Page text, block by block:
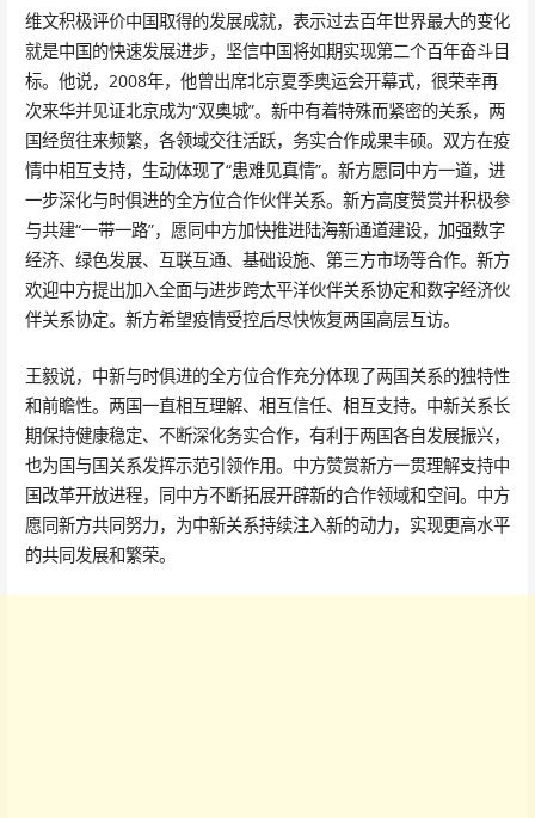
维文积极评价中国取得的发展成就，表示过去百年世界最大的变化
就是中国的快速发展进步，坚信中国将如期实现第二个百年奋斗目
标。他说，2008年，他曾出席北京夏季奥运会开幕式，很荣幸再
次来华并见证北京成为“双奥城”。新中有着特殊而紧密的关系，两
国经贸往来频繁，各领域交往活跃，务实合作成果丰硕。双方在疫
情中相互支持，生动体现了“患难见真情”。新方愿同中方一道，进
一步深化与时俱进的全方位合作伙伴关系。新方高度赞赏并积极参
与共建“一带一路”，愿同中方加快推进陆海新通道建设，加强数字
经济、绿色发展、互联互通、基础设施、第三方市场等合作。新方
欢迎中方提出加入全面与进步跨太平洋伙伴关系协定和数字经济伙
伴关系协定。新方希望疫情受控后尽快恢复两国高层互访。
王毅说，中新与时俱进的全方位合作充分体现了两国关系的独特性
和前瞻性。两国一直相互理解、相互信任、相互支持。中新关系长
期保持健康稳定、不断深化务实合作，有利于两国各自发展振兴，
也为国与国关系发挥示范引领作用。中方赞赏新方一贯理解支持中
国改革开放进程，同中方不断拓展开辟新的合作领域和空间。中方
愿同新方共同努力，为中新关系持续注入新的动力，实现更高水平
的共同发展和繁荣。